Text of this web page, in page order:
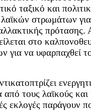
ταξικό και
στρωμάτων
πρότασης.
στο
για να υφαρπαχθεί
τους λαϊκούς
εκλογές παράγουν